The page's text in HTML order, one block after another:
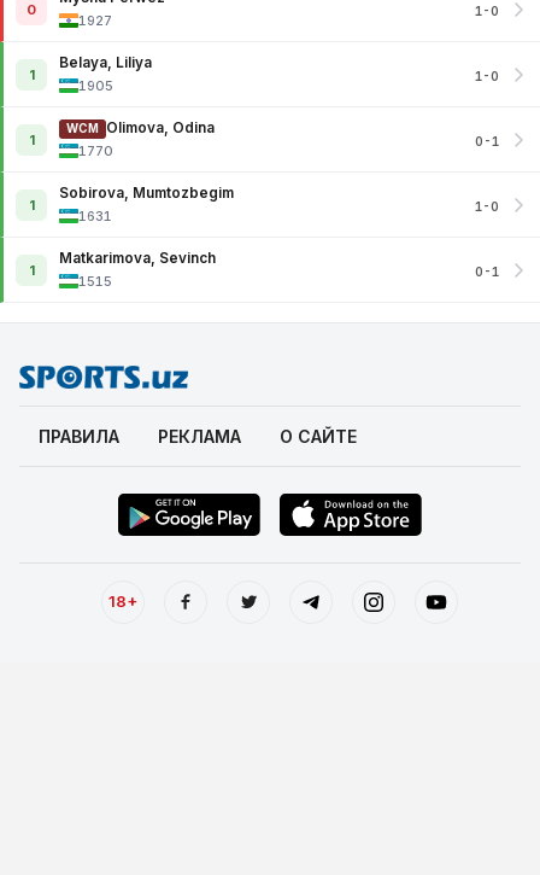
0
1927
1-0
1
Belaya, Liliya
1905
1-0
1
WCM
Olimova, Odina
1770
0-1
1
Sobirova, Mumtozbegim
1631
1-0
1
Matkarimova, Sevinch
1515
0-1
ПРАВИЛА РЕКЛАМА О САЙТЕ
18+